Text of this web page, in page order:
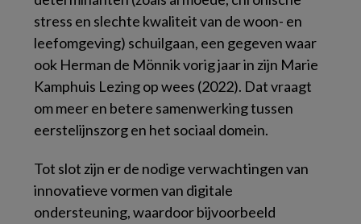
stress en slechte kwaliteit van de woon- en
leefomgeving) schuilgaan, een gegeven waar
ook Herman de Mönnik vorig jaar in zijn Marie
Kamphuis Lezing op wees (2022). Dat vraagt
om meer en betere samenwerking tussen
eerstelijnszorg en het sociaal domein.
Tot slot zijn er de nodige verwachtingen van
innovatieve vormen van digitale
ondersteuning, waardoor bijvoorbeeld